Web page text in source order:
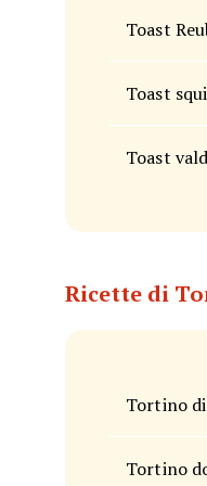
Toast
Toast
Toast
Ricette di
Tortino
Tortino